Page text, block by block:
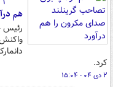
هم
رئیس
واکنش
کرد.
۲ دی ۰۴ - ۱۵:۰۴